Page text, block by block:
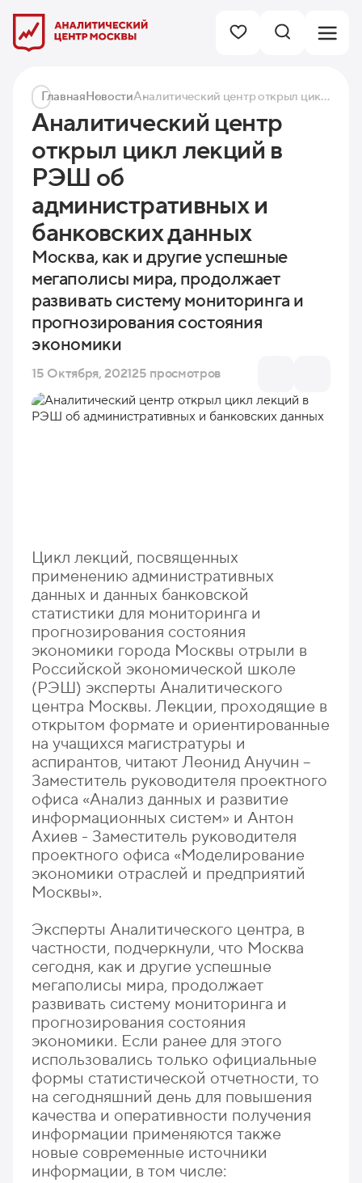
ГлавнаяНовости Аналитический центр открыл цикл лекций в РЭШ об административных и банковских данных
Аналитический центр
открыл цикл лекций в
РЭШ об
административных и
банковских данных
Москва, как и другие успешные
мегаполисы мира, продолжает
развивать систему мониторинга и
прогнозирования состояния
экономики
15 Октября, 202125 просмотров
Цикл лекций, посвященных
применению административных
данных и данных банковской
статистики для мониторинга и
прогнозирования состояния
экономики города Москвы отрыли в
Российской экономической школе
(РЭШ) эксперты Аналитического
центра Москвы. Лекции, проходящие в
открытом формате и ориентированные
на учащихся магистратуры и
аспирантов, читают Леонид Анучин –
Заместитель руководителя проектного
офиса «Анализ данных и развитие
информационных систем» и Антон
Ахиев - Заместитель руководителя
проектного офиса «Моделирование
экономики отраслей и предприятий
Москвы».
Эксперты Аналитического центра, в
частности, подчеркнули, что Москва
сегодня, как и другие успешные
мегаполисы мира, продолжает
развивать систему мониторинга и
прогнозирования состояния
экономики. Если ранее для этого
использовались только официальные
формы статистической отчетности, то
на сегодняшний день для повышения
качества и оперативности получения
информации применяются также
новые современные источники
информации, в том числе: